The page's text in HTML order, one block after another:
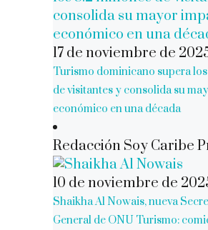
17 de noviembre de
Turismo dominicano supera
de visitantes y consolida su
económico en una década
Redacción Soy Caribe
10 de noviembre de
Shaikha Al Nowais, nueva
General de ONU Turismo: